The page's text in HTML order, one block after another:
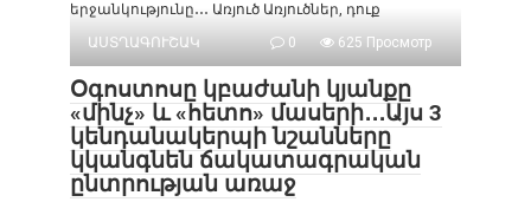
երջանկությունը․․․ Առյուծ Առյուծներ, դուք
ԱՍՏՂԱԳՈՒՇԱԿ
0 625 Просмотр
Օգոստոսը կբաժանի կյանքը
«մինչ» և «հետո» մասերի․․․Այս 3
կենդանակերպի նշանները
կկանգնեն ճակատագրական
ընտրության առաջ